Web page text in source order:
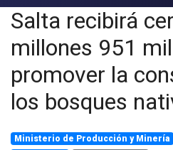
Salta recibirá
millones 951
promover la
los bosques
Ministerio de Producción y Minería